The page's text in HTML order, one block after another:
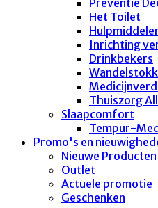
Het Toilet
Inrichting
Drinkbekers
Thuiszorg
Slaapcomfort
Tempur-
Promo's en
Nieuwe Producten
Outlet
Actuele promotie
Geschenken